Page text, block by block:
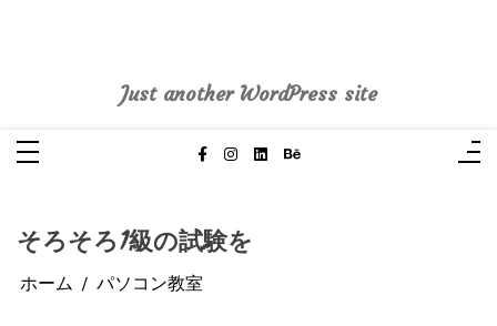
Just another WordPress site
そろそろ1級の試験を
ホーム パソコン教室